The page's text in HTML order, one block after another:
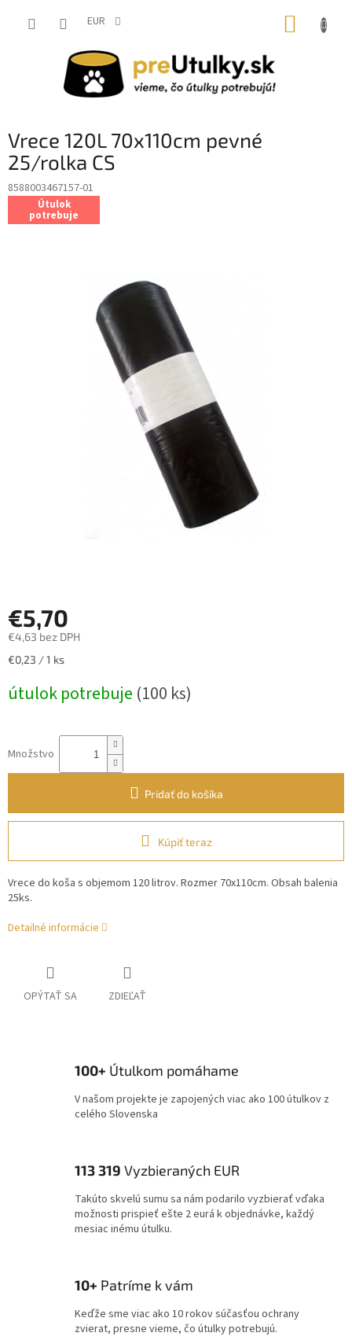
EUR
Vrece 120L 70x110cm pevné
25/rolka CS
8588003467157-01
Útulok
potrebuje
€5,70
€4,63 bez DPH
Jednotková
€0,23 / 1 ks
útulok potrebuje (100 ks)
Množstvo
Pridať do košíka
Kúpiť teraz
Vrece do koša s objemom 120 litrov. Rozmer 70x110cm. Obsah balenia
25ks.
Detailné informácie
OPÝTAŤ SA ZDIEĽAŤ
100+ Útulkom pomáhame
V našom projekte je zapojených viac ako 100 útulkov z
celého Slovenska
113 319 Vyzbieraných EUR
Takúto skvelú sumu sa nám podarilo vyzbierať vďaka
možnosti prispieť ešte 2 eurá k objednávke, každý
mesiac inému útulku.
10+ Patríme k vám
Keďže sme viac ako 10 rokov súčasťou ochrany
zvierat, presne vieme, čo útulky potrebujú.